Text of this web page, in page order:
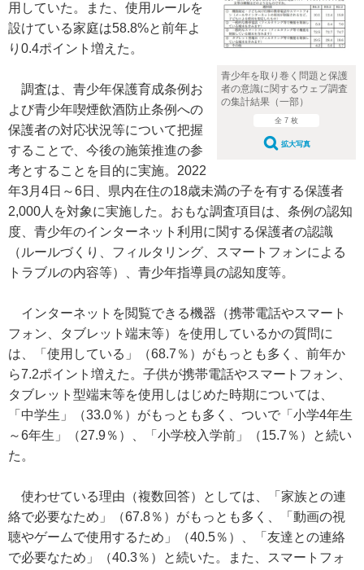
青少年を取り巻く問題と保護
者の意識に関するウェブ調査
の集計結果（一部）
全 7 枚
拡大写真
用していた。また、使用ルールを
設けている家庭は58.8%と前年よ
り0.4ポイント増えた。
調査は、青少年保護育成条例お
よび青少年喫煙飲酒防止条例への
保護者の対応状況等について把握
することで、今後の施策推進の参
考とすることを目的に実施。2022
年3月4日～6日、県内在住の18歳未満の子を有する保護者
2,000人を対象に実施した。おもな調査項目は、条例の認知
度、青少年のインターネット利用に関する保護者の認識
（ルールづくり、フィルタリング、スマートフォンによる
トラブルの内容等）、青少年指導員の認知度等。
インターネットを閲覧できる機器（携帯電話やスマート
フォン、タブレット端末等）を使用しているかの質問に
は、「使用している」（68.7％）がもっとも多く、前年か
ら7.2ポイント増えた。子供が携帯電話やスマートフォン、
タブレット型端末等を使用しはじめた時期については、
「中学生」（33.0％）がもっとも多く、ついで「小学4年生
～6年生」（27.9％）、「小学校入学前」（15.7％）と続い
た。
使わせている理由（複数回答）としては、「家族との連
絡で必要なため」（67.8％）がもっとも多く、「動画の視
聴やゲームで使用するため」（40.5％）、「友達との連絡
で必要なため」（40.3％）と続いた。また、スマートフォ